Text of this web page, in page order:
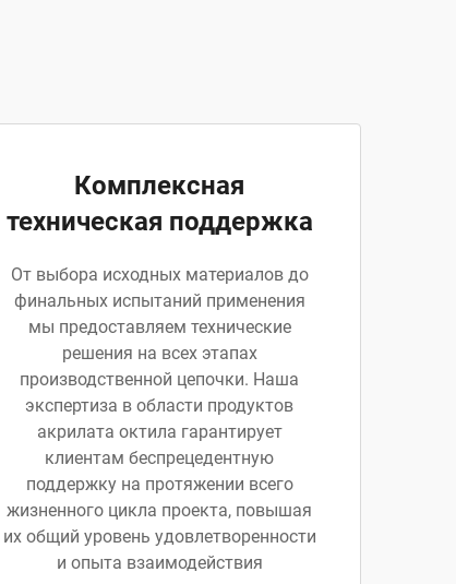
Комплексная
техническая поддержка
От выбора исходных материалов до
финальных испытаний применения
мы предоставляем технические
решения на всех этапах
производственной цепочки. Наша
экспертиза в области продуктов
акрилата октила гарантирует
клиентам беспрецедентную
поддержку на протяжении всего
жизненного цикла проекта, повышая
их общий уровень удовлетворенности
и опыта взаимодействия